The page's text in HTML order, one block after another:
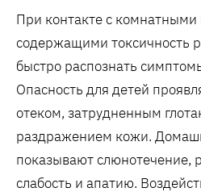
При контакте с комнатными
содержащими токсичность
быстро распознать
Опасность для детей
отеком, затрудненным
раздражением кожи.
показывают слюнотечение,
слабость и апатию.